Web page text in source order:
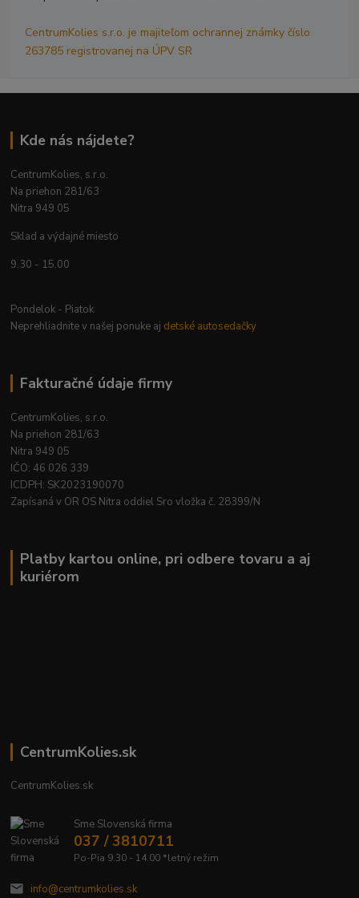
CentrumKolies s.r.o. je majiteľom ochrannej známky číslo
263785 registrovanej na ÚPV SR
Kde nás nájdete?
CentrumKolies, s.r.o.
Na priehon 281/63
Nitra 949 05
Sklad a výdajné miesto
9.30 - 15.00
Pondelok - Piatok
Neprehliadnite v našej ponuke aj detské autosedačky
Fakturačné údaje firmy
CentrumKolies, s.r.o.
Na priehon 281/63
Nitra 949 05
IČO: 46 026 339
ICDPH: SK2023190070
Zapísaná v OR OS Nitra oddiel Sro vložka č. 28399/N
Platby kartou online, pri odbere tovaru a aj
kuriérom
CentrumKolies.sk
CentrumKolies.sk
Sme Slovenská firma
037 / 3810711
Po-Pia 9.30 - 14.00 *letný režim
info@centrumkolies.sk